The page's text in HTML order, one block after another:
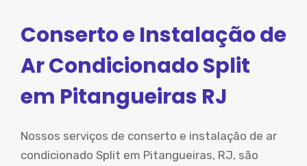
Conserto e Instalação de
Ar Condicionado Split
em Pitangueiras RJ
Nossos serviços de conserto e instalação de ar
condicionado Split em Pitangueiras, RJ, são